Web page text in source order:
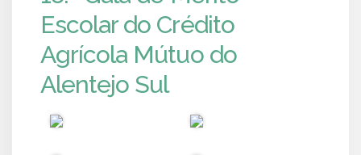
Escolar do Crédito
Agrícola Mútuo do
Alentejo Sul